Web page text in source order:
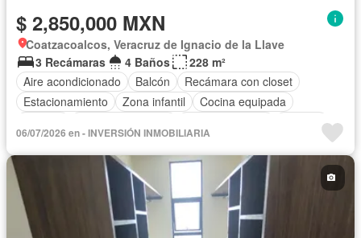
$ 2,850,000 MXN
Coatzacoalcos, Veracruz de Ignacio de la Llave
3 Recámaras
4 Baños
228 m²
Aire acondicionado
Balcón
Recámara con closet
Estacionamiento
Zona infantil
Cocina equipada
Televisión por cable
Patio Sin amueblar
06/07/2026 en - INVERSIÓN INMOBILIARIA